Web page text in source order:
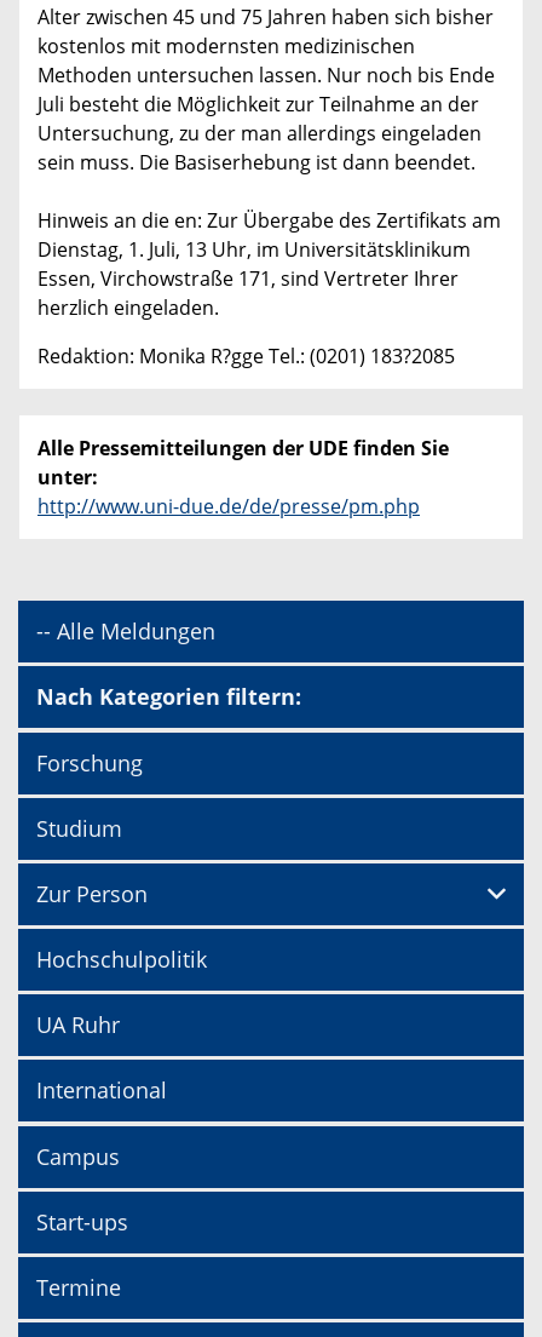
Alter zwischen 45 und 75 Jahren haben sich bisher
kostenlos mit modernsten medizinischen
Methoden untersuchen lassen. Nur noch bis Ende
Juli besteht die Möglichkeit zur Teilnahme an der
Untersuchung, zu der man allerdings eingeladen
sein muss. Die Basiserhebung ist dann beendet.
Hinweis an die en: Zur Übergabe des Zertifikats am
Dienstag, 1. Juli, 13 Uhr, im Universitätsklinikum
Essen, Virchowstraße 171, sind Vertreter Ihrer
herzlich eingeladen.
Redaktion: Monika R?gge Tel.: (0201) 183?2085
Alle Pressemitteilungen der UDE finden Sie
unter:
http://www.uni-due.de/de/presse/pm.php
-- Alle Meldungen
Nach Kategorien filtern:
Forschung
Studium
Zur Person
Hochschulpolitik
UA Ruhr
International
Campus
Start-ups
Termine